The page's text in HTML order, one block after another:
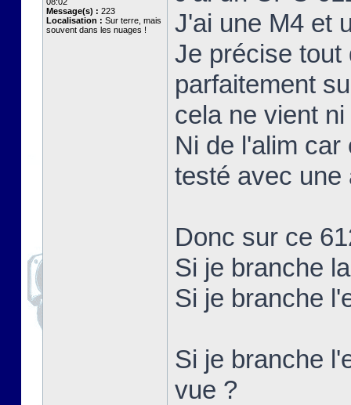
Message(s) : 223
Localisation : Sur terre, mais
souvent dans les nuages !
J'ai une M4 et
Je précise tout
parfaitement
cela ne vient
Ni de l'alim
testé avec une
Donc sur ce
Si je branche
Si je branche
Si je branche
vue ?